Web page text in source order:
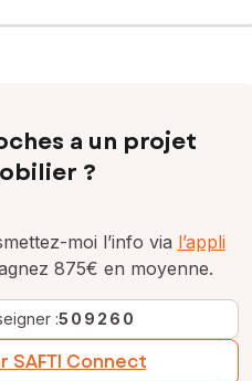
a un projet
?
moi l’info via l’appli
875€ en moyenne.
:509260
SAFTI Connect